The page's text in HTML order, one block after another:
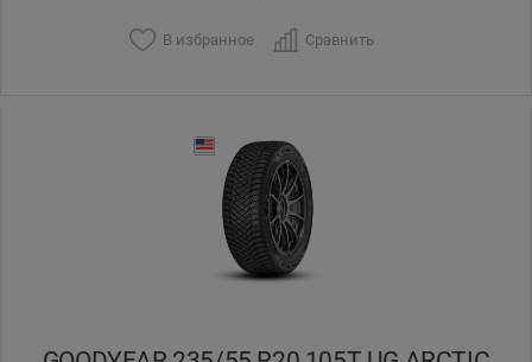
В избранное Сравнить